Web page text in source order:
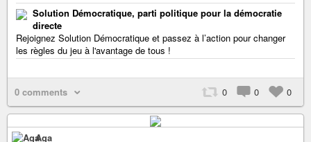
Solution Démocratique, parti politique pour la démocratie
directe
Rejoignez Solution Démocratique et passez à l’action pour changer
les règles du jeu à l'avantage de tous !
0 comments 0 0 0
Aga